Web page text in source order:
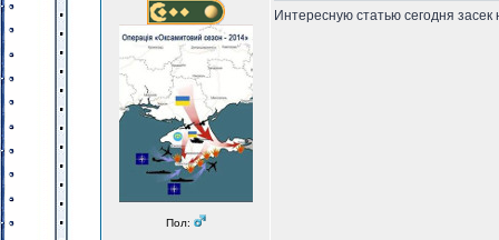
Пол:
Интересную статью сегодня